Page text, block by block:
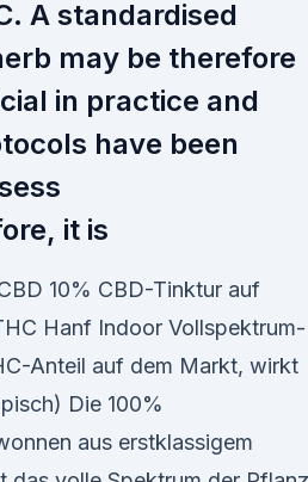
A standardised
may be therefore
in practice and
have been
it is
10% CBD-Tinktur auf
Hanf Indoor Vollspektrum-
Anteil auf dem Markt, wirkt
Die 100%
aus erstklassigem